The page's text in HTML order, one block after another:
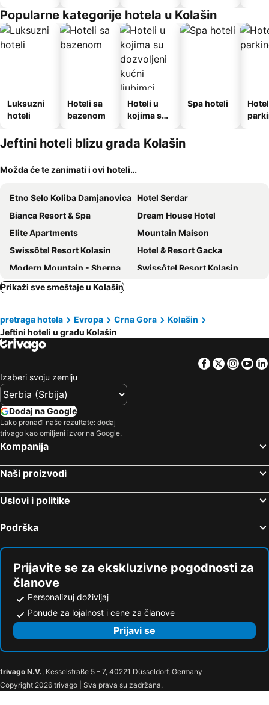
Popularne kategorije hotela u Kolašin
Luksuzni
hoteli
Hoteli sa
bazenom
Hoteli u
kojima su
kućni
ljubimci
Spa hoteli
Jeftini hoteli blizu grada Kolašin
Možda će te zanimati i ovi hoteli…
Etno Selo Koliba Damjanovica Hotel Serdar
Bianca Resort & Spa
Dream House Hotel
Elite Apartments
Mountain Maison
Swissôtel Resort Kolasin
Hotel & Resort Gacka
Modern Mountain - Sherpas Luxury Apartments
Swissôtel Resort Kolasin
Katun Kuline
Apartments Shine
Djevojački Most
Brile
Apartmani Vila Bjelasica
Four Points By Sheraton Kolasin
Terra Homes
Prikaži sve smeštaje u Kolašin
pretraga hotela Evropa Crna Gora
Kolašin
Jeftini hoteli u gradu Kolašin
Facebook
Twitter
Izaberi svoju zemlju
Dodaj na Google
Lako pronađi naše rezultate: dodaj
trivago kao omiljeni izvor na Google.
Kompanija
Naši proizvodi
Uslovi i politike
Podrška
Prijavite se za ekskluzivne pogodnosti za
članove
Personalizuj doživljaj
Ponude za lojalnost i cene za članove
Prijavi se
trivago N.V., Kesselstraße 5 – 7, 40221 Düsseldorf, Germany
Copyright 2026 trivago | Sva prava su zadržana.